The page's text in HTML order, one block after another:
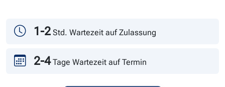
Andrang
1-2 Std. Wartezeit auf Zulassung
2-4 Tage Wartezeit auf Termin